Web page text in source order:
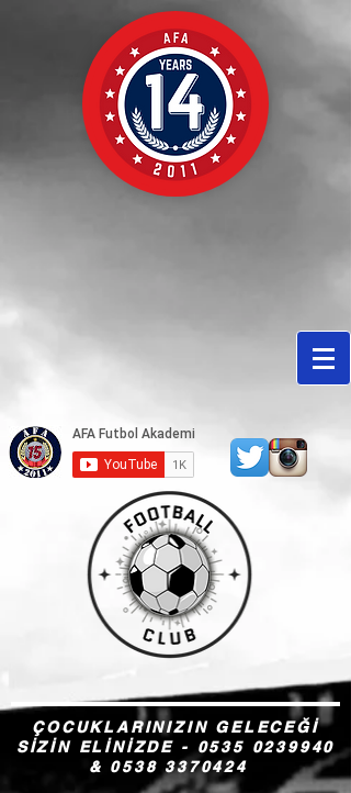
ÇOCUKLARINIZIN GELECEĞİ
SİZİN ELİNİZDE - 0535 0239940
& 0538 3370424